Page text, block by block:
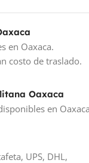
en Oaxaca.
costo de traslado.
Oaxaca
en
UPS, DHL,